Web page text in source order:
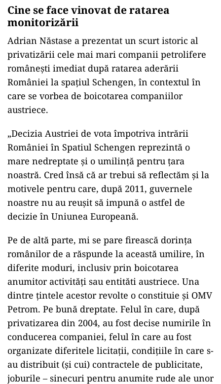
Cine se face vinovat de ratarea
monitorizării
Adrian Năstase a prezentat un scurt istoric al
privatizării cele mai mari companii petrolifere
românești imediat după ratarea aderării
României la spațiul Schengen, în contextul în
care se vorbea de boicotarea companiilor
austriece.
„Decizia Austriei de vota împotriva intrării
României în Spatiul Schengen reprezintă o
mare nedreptate și o umilință pentru țara
noastră. Cred însă că ar trebui să reflectăm și la
motivele pentru care, după 2011, guvernele
noastre nu au reușit să impună o astfel de
decizie în Uniunea Europeană.
Pe de altă parte, mi se pare firească dorința
românilor de a răspunde la această umilire, în
diferite moduri, inclusiv prin boicotarea
anumitor activități sau entităti austriece. Una
dintre țintele acestor revolte o constituie și OMV
Petrom. Pe bună dreptate. Felul în care, după
privatizarea din 2004, au fost decise numirile în
conducerea companiei, felul în care au fost
organizate diferitele licitații, condițiile în care s-
au distribuit (și cui) contractele de publicitate,
joburile – sinecuri pentru anumite rude ale unor